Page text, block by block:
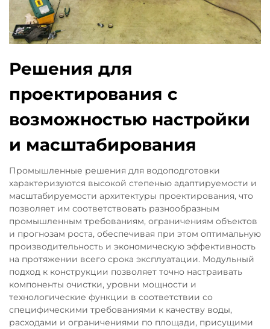
Решения для
проектирования с
возможностью настройки
и масштабирования
Промышленные решения для водоподготовки
характеризуются высокой степенью адаптируемости и
масштабируемости архитектуры проектирования, что
позволяет им соответствовать разнообразным
промышленным требованиям, ограничениям объектов
и прогнозам роста, обеспечивая при этом оптимальную
производительность и экономическую эффективность
на протяжении всего срока эксплуатации. Модульный
подход к конструкции позволяет точно настраивать
компоненты очистки, уровни мощности и
технологические функции в соответствии со
специфическими требованиями к качеству воды,
расходами и ограничениями по площади, присущими